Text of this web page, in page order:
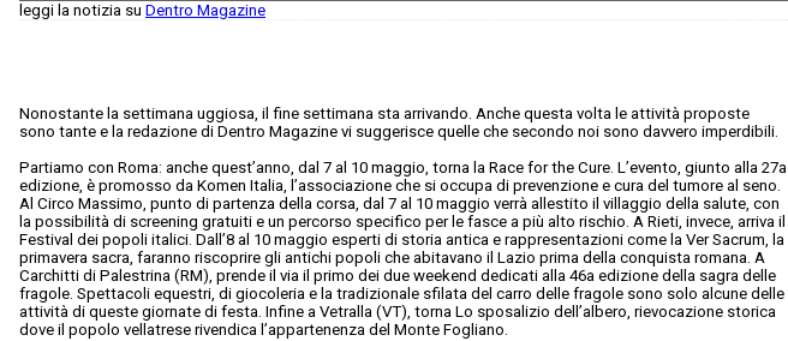
leggi la notizia su Dentro Magazine
Nonostante la settimana uggiosa, il fine settimana sta arrivando. Anche questa volta le attività proposte
sono tante e la redazione di Dentro Magazine vi suggerisce quelle che secondo noi sono davvero imperdibili.
Partiamo con Roma: anche quest’anno, dal 7 al 10 maggio, torna la Race for the Cure. L’evento, giunto alla 27a
edizione, è promosso da Komen Italia, l’associazione che si occupa di prevenzione e cura del tumore al seno.
Al Circo Massimo, punto di partenza della corsa, dal 7 al 10 maggio verrà allestito il villaggio della salute, con
la possibilità di screening gratuiti e un percorso specifico per le fasce a più alto rischio. A Rieti, invece, arriva il
Festival dei popoli italici. Dall’8 al 10 maggio esperti di storia antica e rappresentazioni come la Ver Sacrum, la
primavera sacra, faranno riscoprire gli antichi popoli che abitavano il Lazio prima della conquista romana. A
Carchitti di Palestrina (RM), prende il via il primo dei due weekend dedicati alla 46a edizione della sagra delle
fragole. Spettacoli equestri, di giocoleria e la tradizionale sfilata del carro delle fragole sono solo alcune delle
attività di queste giornate di festa. Infine a Vetralla (VT), torna Lo sposalizio dell’albero, rievocazione storica
dove il popolo vellatrese rivendica l’appartenenza del Monte Fogliano.